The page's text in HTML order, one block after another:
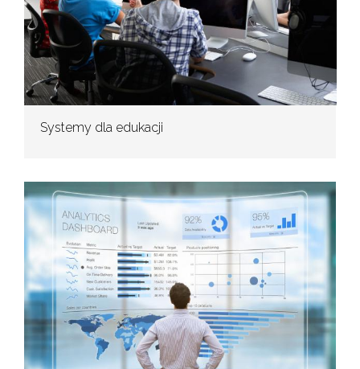
Systemy dla edukacji